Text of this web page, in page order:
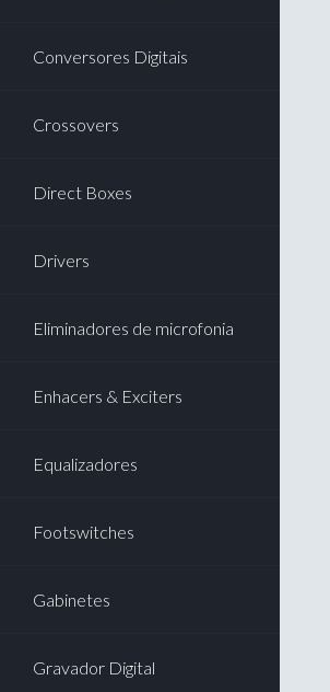
Conversores Digitais
Crossovers
Direct Boxes
Drivers
Eliminadores de microfonia
Enhacers & Exciters
Equalizadores
Footswitches
Gabinetes
Gravador Digital